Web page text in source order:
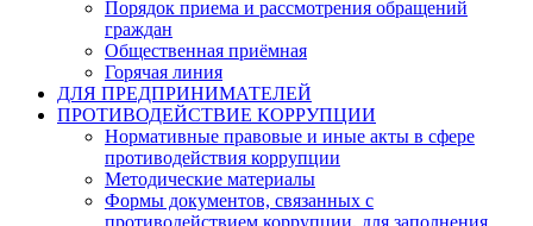
Порядок приема и рассмотрения обращений
граждан
Общественная приёмная
Горячая линия
ДЛЯ ПРЕДПРИНИМАТЕЛЕЙ
ПРОТИВОДЕЙСТВИЕ КОРРУПЦИИ
Нормативные правовые и иные акты в сфере
противодействия коррупции
Методические материалы
Формы документов, связанных с
противодействием коррупции, для заполнения